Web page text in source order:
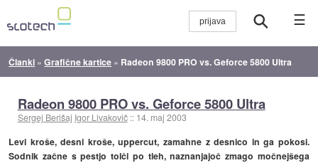
☰
Članki »Grafične kartice » Radeon 9800 PRO vs. Geforce 5800 Ultra
Radeon 9800 PRO vs. Geforce 5800 Ultra
Sergej Berišaj Igor Livakovič :: 14. maj 2003
Levi kroše, desni kroše, uppercut, zamahne z desnico in ga pokosi.
Sodnik začne s pestjo tolči po tleh, naznanjajoč zmago močnejšega